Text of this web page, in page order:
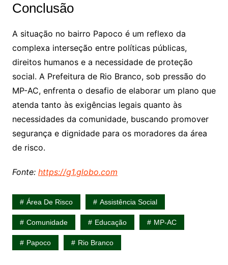
Conclusão
A situação no bairro Papoco é um reflexo da
complexa interseção entre políticas públicas,
direitos humanos e a necessidade de proteção
social. A Prefeitura de Rio Branco, sob pressão do
MP-AC, enfrenta o desafio de elaborar um plano que
atenda tanto às exigências legais quanto às
necessidades da comunidade, buscando promover
segurança e dignidade para os moradores da área
de risco.
Fonte: https://g1.globo.com
Área De Risco Assistência Social
Comunidade Educação MP-AC
Papoco Rio Branco